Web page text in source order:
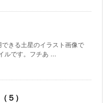
きる土星のイラスト画像で
ルです。フチあ ...
５）